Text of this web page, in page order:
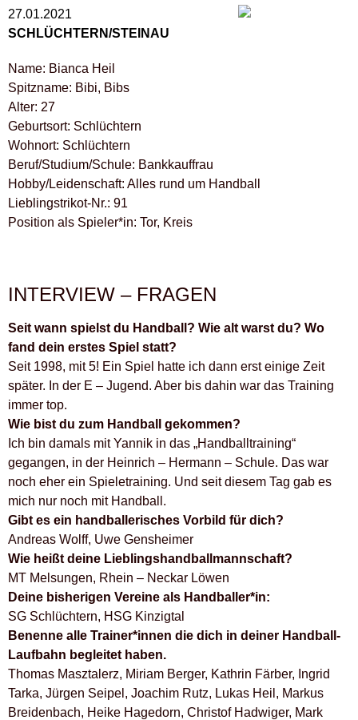
27.01.2021
SCHLÜCHTERN/STEINAU
Name: Bianca Heil
Spitzname: Bibi, Bibs
Alter: 27
Geburtsort: Schlüchtern
Wohnort: Schlüchtern
Beruf/Studium/Schule: Bankkauffrau
Hobby/Leidenschaft: Alles rund um Handball
Lieblingstrikot-Nr.: 91
Position als Spieler*in: Tor, Kreis
INTERVIEW – FRAGEN
Seit wann spielst du Handball? Wie alt warst du? Wo
fand dein erstes Spiel statt?
Seit 1998, mit 5! Ein Spiel hatte ich dann erst einige Zeit
später. In der E – Jugend. Aber bis dahin war das Training
immer top.
Wie bist du zum Handball gekommen?
Ich bin damals mit Yannik in das „Handballtraining“
gegangen, in der Heinrich – Hermann – Schule. Das war
noch eher ein Spieletraining. Und seit diesem Tag gab es
mich nur noch mit Handball.
Gibt es ein handballerisches Vorbild für dich?
Andreas Wolff, Uwe Gensheimer
Wie heißt deine Lieblingshandballmannschaft?
MT Melsungen, Rhein – Neckar Löwen
Deine bisherigen Vereine als Handballer*in:
SG Schlüchtern, HSG Kinzigtal
Benenne alle Trainer*innen die dich in deiner Handball-
Laufbahn begleitet haben.
Thomas Masztalerz, Miriam Berger, Kathrin Färber, Ingrid
Tarka, Jürgen Seipel, Joachim Rutz, Lukas Heil, Markus
Breidenbach, Heike Hagedorn, Christof Hadwiger, Mark